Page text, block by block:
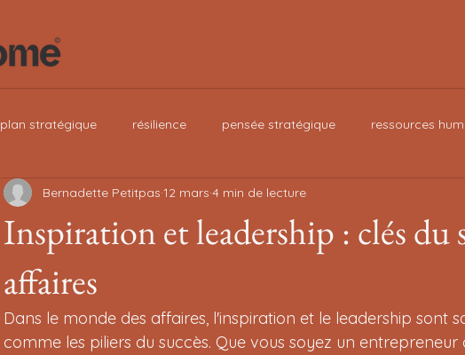
plan stratégique résilience pensée stratégique ressources
Strategy Values
Inspiration et leadership : clés du
affaires
Bernadette Petitpas 12 mars 4 min de lecture
Dans le monde des affaires, l'inspiration et le leadership sont
comme les piliers du succès. Que vous soyez un